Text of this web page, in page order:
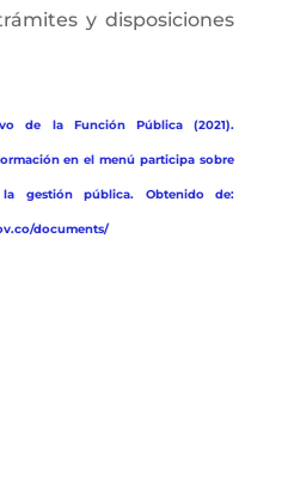
y disposiciones
de la Función Pública (2021).
en el menú participa sobre
gestión pública. Obtenido de:
documents/